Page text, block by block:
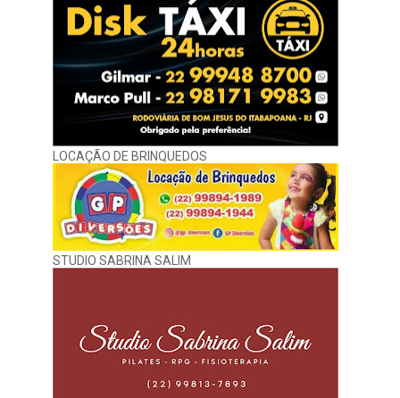
LOCAÇÃO DE BRINQUEDOS
STUDIO SABRINA SALIM